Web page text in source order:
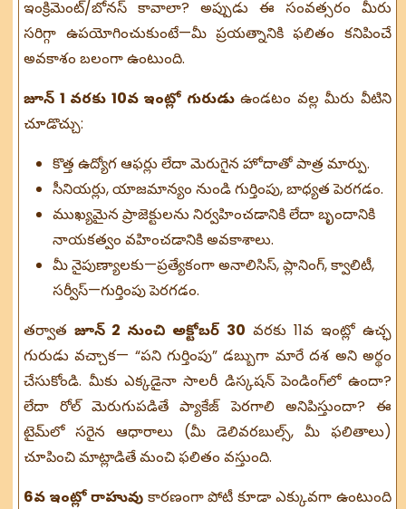
ఇంక్రిమెంట్/బోనస్ కావాలా? అప్పుడు ఈ సంవత్సరం మీరు
సరిగ్గా ఉపయోగించుకుంటే—మీ ప్రయత్నానికి ఫలితం కనిపించే
అవకాశం బలంగా ఉంటుంది.
జూన్ 1 వరకు 10వ ఇంట్లో గురుడుఉండటం వల్ల మీరు వీటిని
చూడొచ్చు:
కొత్త ఉద్యోగ ఆఫర్లు లేదా మెరుగైన హోదాతో పాత్ర మార్పు.
సీనియర్లు, యాజమాన్యం నుండి గుర్తింపు, బాధ్యత పెరగడం.
ముఖ్యమైన ప్రాజెక్టులను నిర్వహించడానికి లేదా బృందానికి
నాయకత్వం వహించడానికి అవకాశాలు.
మీ నైపుణ్యాలకు—ప్రత్యేకంగా అనాలిసిస్, ప్లానింగ్, క్వాలిటీ,
సర్వీస్—గుర్తింపు పెరగడం.
తర్వాతజూన్ 2 నుంచి అక్టోబర్ 30 వరకు 11వ ఇంట్లో ఉచ్ఛ
గురుడు వచ్చాక— “పని గుర్తింపు” డబ్బుగా మారే దశ అని అర్థం
చేసుకోండి. మీకు ఎక్కడైనా సాలరీ డిస్కషన్ పెండింగ్‌లో ఉందా?
లేదా రోల్ మెరుగుపడితే ప్యాకేజ్ పెరగాలి అనిపిస్తుందా? ఈ
టైమ్‌లో సరైన ఆధారాలు (మీ డెలివరబుల్స్, మీ ఫలితాలు)
చూపించి మాట్లాడితే మంచి ఫలితం వస్తుంది.
6వ ఇంట్లో రాహువుకారణంగా పోటీ కూడా ఎక్కువగా ఉంటుంది